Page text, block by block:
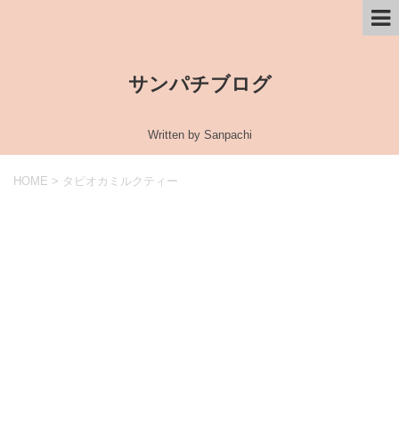
サンパチブログ
Written by Sanpachi
HOME > タピオカミルクティー